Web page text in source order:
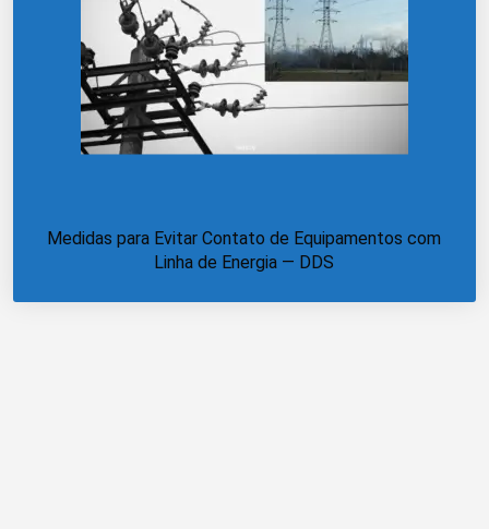
Medidas para Evitar Contato de Equipamentos com
Linha de Energia — DDS